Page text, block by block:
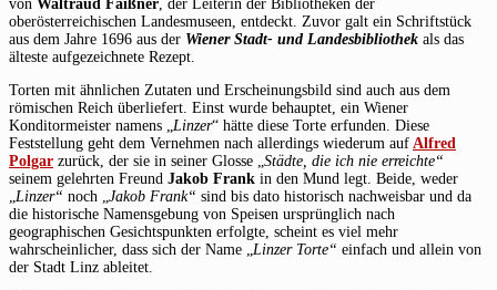
von Waltraud Faißner , der Leiterin der Bibliotheken der
oberösterreichischen Landesmuseen, entdeckt. Zuvor galt ein Schriftstück
aus dem Jahre 1696 aus der Wiener Stadt- und Landesbibliothek als das
älteste aufgezeichnete Rezept.
Torten mit ähnlichen Zutaten und Erscheinungsbild sind auch aus dem
römischen Reich überliefert. Einst wurde behauptet, ein Wiener
Konditormeister namens „ Linzer“ hätte diese Torte erfunden. Diese
Feststellung geht dem Vernehmen nach allerdings wiederum auf Alfred
Polgar zurück, der sie in seiner Glosse „ Städte, die ich nie erreichte“
seinem gelehrten Freund Jakob Frank in den Mund legt. Beide, weder
Linzer“ noch „ Jakob Frank“ sind bis dato historisch nachweisbar und da
die historische Namensgebung von Speisen ursprünglich nach
geographischen Gesichtspunkten erfolgte, scheint es viel mehr
wahrscheinlicher, dass sich der Name „ Linzer Torte“ einfach und allein von
der Stadt Linz ableitet.